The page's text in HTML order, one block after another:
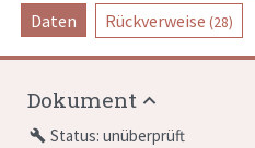
Daten Rückverweise (28)
Dokument
build Status: unüberprüft